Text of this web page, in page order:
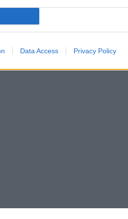
Data Access Privacy Policy